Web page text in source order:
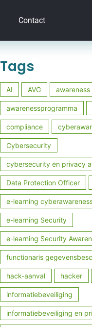
Contact
Tags
AI AVG awareness
awarenessprogramma
compliance
Cybersecurity
cybersecurity en privacy
Data Protection Officer
e-learning
e-learning Security
e-learning Security
functionaris
hack-aanval hacker
informatiebeveiliging
informatiebeveiliging en